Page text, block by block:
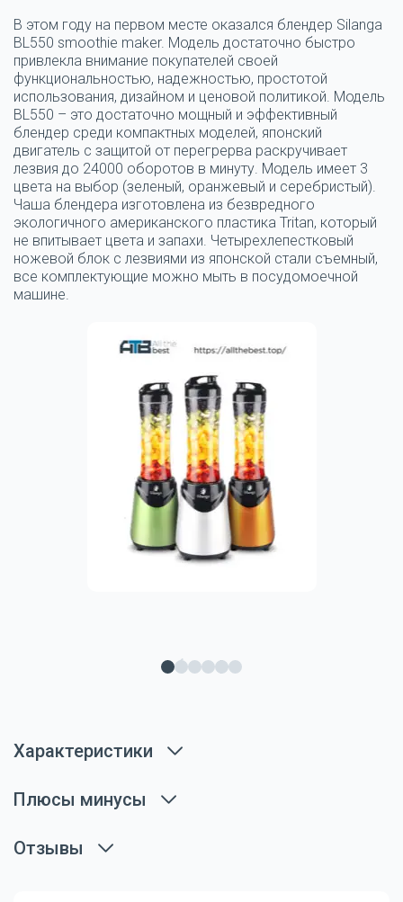
В этом году на первом месте оказался блендер Silanga
BL550 smoothie maker. Модель достаточно быстро
привлекла внимание покупателей своей
функциональностью, надежностью, простотой
использования, дизайном и ценовой политикой. Модель
BL550 – это достаточно мощный и эффективный
блендер среди компактных моделей, японский
двигатель с защитой от перегрерва раскручивает
лезвия до 24000 оборотов в минуту. Модель имеет 3
цвета на выбор (зеленый, оранжевый и серебристый).
Чаша блендера изготовлена из безвредного
экологичного американского пластика Tritan, который
не впитывает цвета и запахи. Четырехлепестковый
ножевой блок с лезвиями из японской стали съемный,
все комплектующие можно мыть в посудомоечной
машине.
Характеристики
Плюсы минусы
Отзывы